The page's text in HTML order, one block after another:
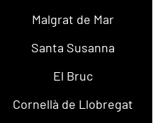
Malgrat de Mar
Santa Susanna
El Bruc
Cornellà de Llobregat